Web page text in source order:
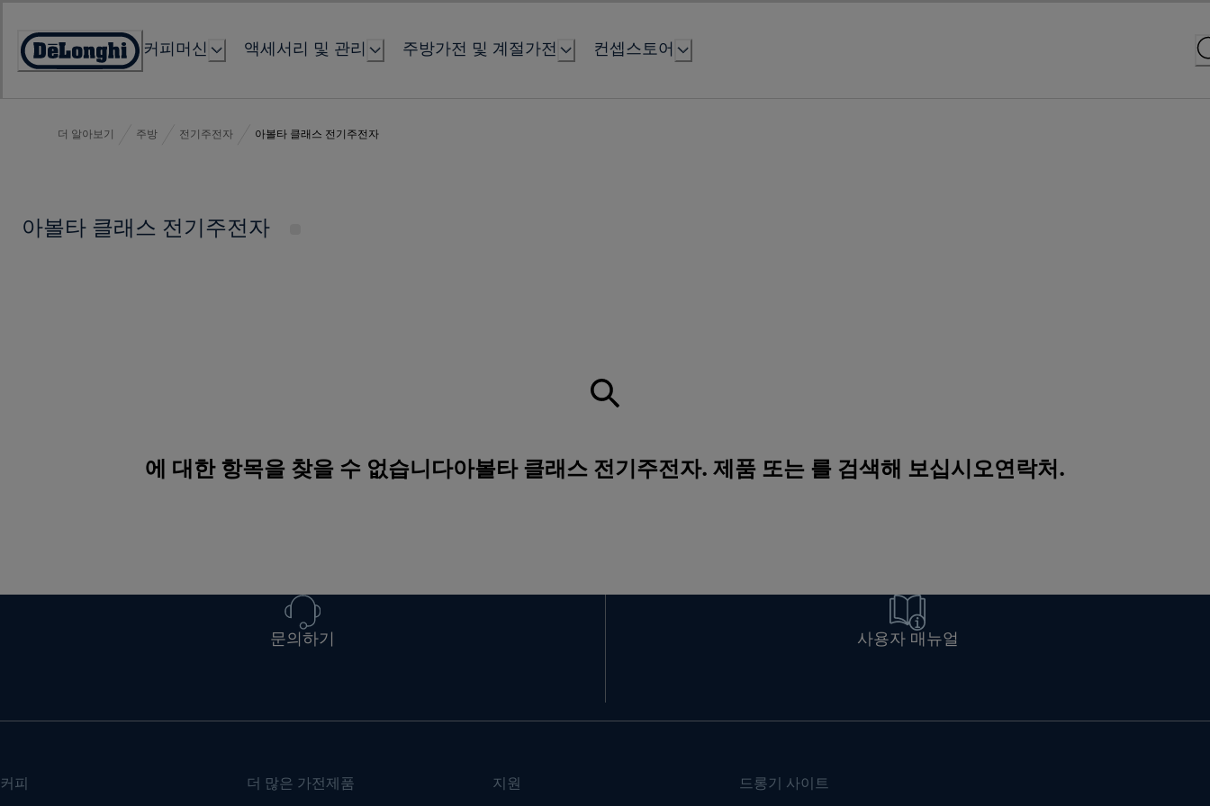
Content
Accessibility
커피머신 액세서리 및 관리 주방가전 및 계절가전 컨셉스토어
더 알아보기 주방 전기주전자 아볼타 클래스 전기주전자
아볼타 클래스 전기주전자
에 대한 항목을 찾을 수 없습니다아볼타 클래스 전기주전자. 제품 또는 를 검색해 보십시오연락처 .
문의하기 사용자 매뉴얼
커피 더 많은 가전제품 지원 드롱기 사이트